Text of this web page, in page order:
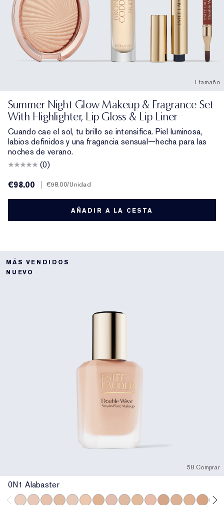
1 tamaño
Summer Night Glow Makeup & Fragrance Set
With Highlighter, Lip Gloss & Lip Liner
Cuando cae el sol, tu brillo se intensifica. Piel luminosa,
labios definidos y una fragancia sensual—hecha para las
noches de verano.
(0)
€98.00
€98.00/Unidad
AÑADIR A LA CESTA
MÁS VENDIDOS
NUEVO
58 Comprar
0N1 Alabaster